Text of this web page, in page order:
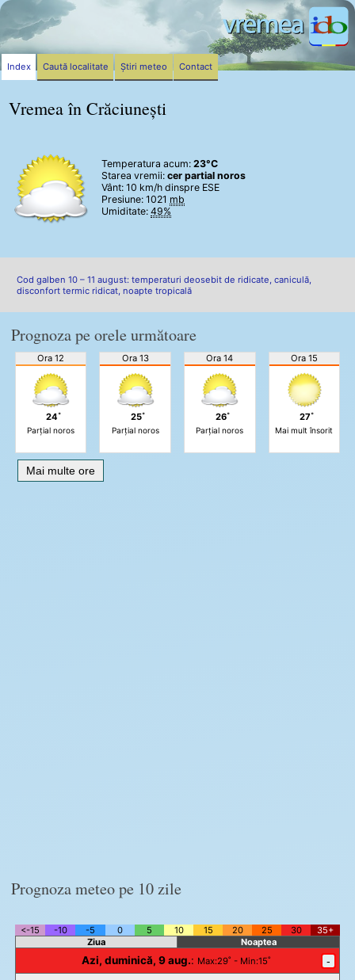
Vremea în Crăciunești
Temperatura acum: 23°C
Starea vremii: cer partial noros
Vânt: 10 km/h dinspre ESE
Presiune: 1021 mb
Umiditate: 49%
Cod galben 10 – 11 august: temperaturi deosebit de ridicate, caniculă,
disconfort termic ridicat, noapte tropicală
Prognoza pe orele următoare
Ora 12
24˚
Parțial noros
Ora 13
25˚
Parțial noros
Ora 14
26˚
Parțial noros
Ora 15
27˚
Mai mult însorit
Mai multe ore
Prognoza meteo pe 10 zile
<-15 -10 -5 0 5 10 15 20 25 30
35+
Ziua
Noaptea
Azi, duminică, 9 aug.: Max:29˚ - Min:15˚ -
Index Caută localitate Știri meteo Contact